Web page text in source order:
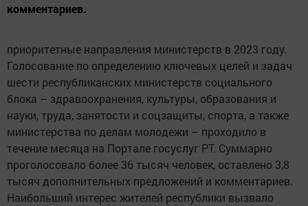
комментариев.
приоритетные направления министерств в 2023 году.
Голосование по определению ключевых целей и задач
шести республиканских министерств социального
блока – здравоохранения, культуры, образования и
науки, труда, занятости и соцзащиты, спорта, а также
министерства по делам молодежи – проходило в
течение месяца на Портале госуслуг РТ. Суммарно
проголосовало более 36 тысяч человек, оставлено 3,8
тысяч дополнительных предложений и комментариев.
Наибольший интерес жителей республики вызвало